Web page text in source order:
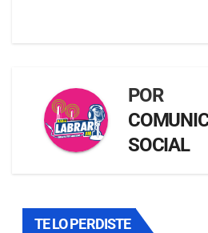
POR
SOCIAL
TE LO PERDISTE